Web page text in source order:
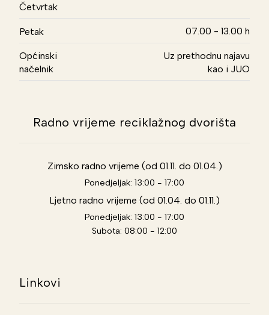
Četvrtak
Petak 07.00 - 13.00 h
Općinski
načelnik
Uz prethodnu najavu
kao i JUO
Radno vrijeme reciklažnog dvorišta
Zimsko radno vrijeme (od 01.11. do 01.04.)
Ponedjeljak: 13:00 - 17:00
Ljetno radno vrijeme (od 01.04. do 01.11.)
Ponedjeljak: 13:00 - 17:00
Subota: 08:00 - 12:00
Linkovi